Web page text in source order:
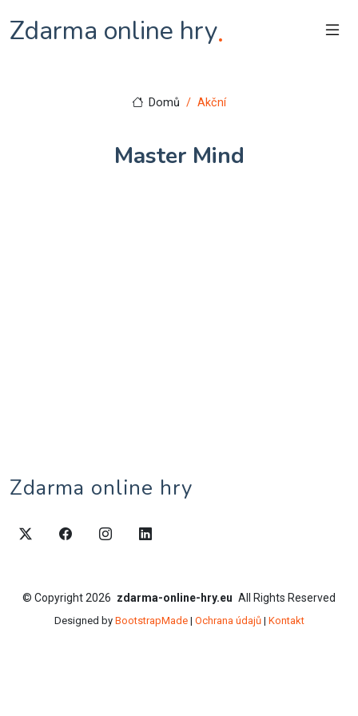
Zdarma online hry.
Domů Akční
Master Mind
Zdarma online hry
© Copyright2026 zdarma-online-hry.eu All Rights Reserved
Designed by BootstrapMade| Ochrana údajů| Kontakt